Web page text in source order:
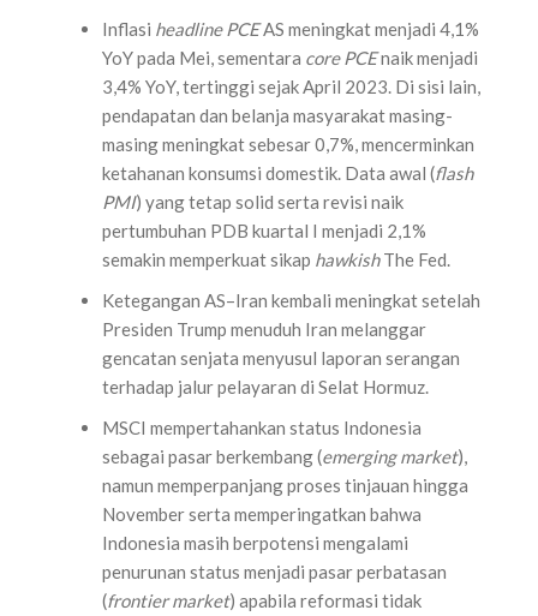
Inflasi headline PCEAS meningkat menjadi 4,1%
YoY pada Mei, sementara core PCEnaik menjadi
3,4% YoY, tertinggi sejak April 2023. Di sisi lain,
pendapatan dan belanja masyarakat masing-
masing meningkat sebesar 0,7%, mencerminkan
ketahanan konsumsi domestik. Data awal (flash
PMI) yang tetap solid serta revisi naik
pertumbuhan PDB kuartal I menjadi 2,1%
semakin memperkuat sikap hawkishThe Fed.
Ketegangan AS–Iran kembali meningkat setelah
Presiden Trump menuduh Iran melanggar
gencatan senjata menyusul laporan serangan
terhadap jalur pelayaran di Selat Hormuz.
MSCI mempertahankan status Indonesia
sebagai pasar berkembang (emerging market),
namun memperpanjang proses tinjauan hingga
November serta memperingatkan bahwa
Indonesia masih berpotensi mengalami
penurunan status menjadi pasar perbatasan
(frontier market) apabila reformasi tidak